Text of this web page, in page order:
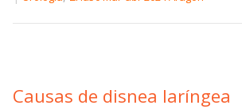
Causas de disnea laríngea